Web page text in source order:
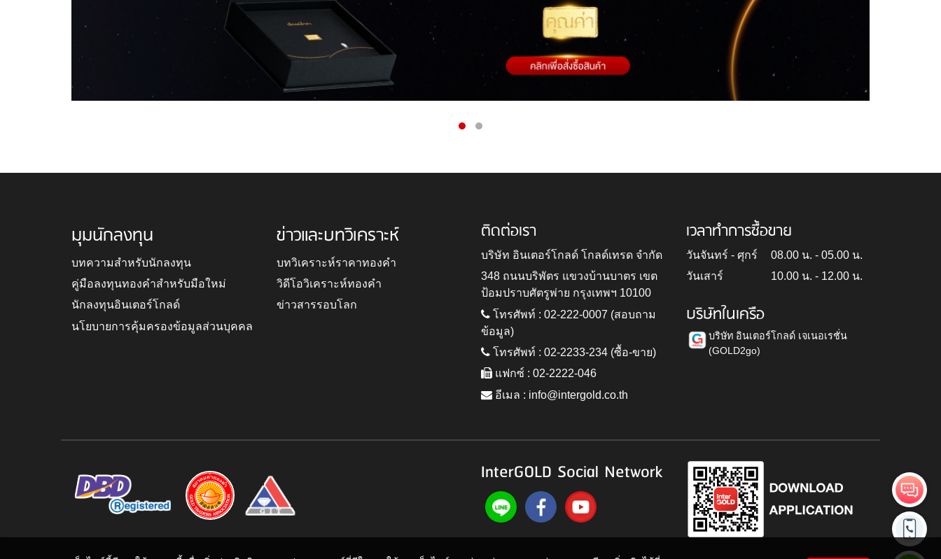
มุมนักลงทุน
บทความสำหรับนักลงทุน
คู่มือลงทุนทองคำสำหรับมือใหม่
นักลงทุนอินเตอร์โกลด์
นโยบายการคุ้มครองข้อมูลส่วนบุคคล
ข่าวและบทวิเคราะห์
บทวิเคราะห์ราคาทองคำ
วิดีโอวิเคราะห์ทองคำ
ข่าวสารรอบโลก
ติดต่อเรา
บริษัท อินเตอร์โกลด์ โกลด์เทรด จำกัด
348 ถนนบริพัตร แขวงบ้านบาตร เขต
ป้อมปราบศัตรูพ่าย กรุงเทพฯ 10100
โทรศัพท์ : 02-222-0007 (สอบถาม
ข้อมูล)
โทรศัพท์ : 02-2233-234 (ซื้อ-ขาย)
แฟกซ์ : 02-2222-046
อีเมล : info@intergold.co.th
เวลาทำการซื้อขาย
วันจันทร์ - ศุกร์
08.00 น. - 05.00 น.
วันเสาร์
10.00 น. - 12.00 น.
บริษัทในเครือ
บริษัท อินเตอร์โกลด์ เจเนอเรชั่น
(GOLD2go)
InterGOLD Social Network